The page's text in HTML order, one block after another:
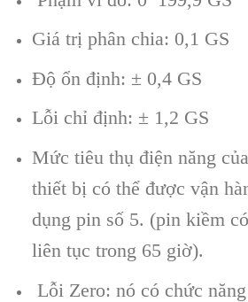
Giá trị phân chia: 0,1 GS
Độ ổn định: ± 0,4 GS
Lỗi chỉ định: ± 1,2 GS
Mức tiêu thụ điện năng
thiết bị có thể được vận
dụng pin số 5. (pin kiềm
liên tục trong 65 giờ).
Lỗi Zero: nó có chức